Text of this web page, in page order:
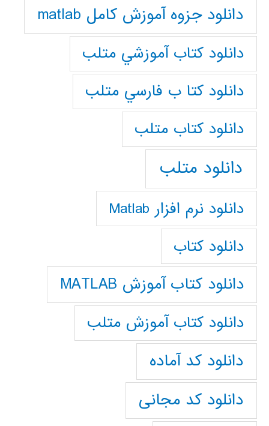
دانلود جزوه آموزش کامل matlab
دانلود كتاب آموزشي متلب
دانلود كتا ب فارسي متلب
دانلود كتاب متلب
دانلود متلب
دانلود نرم افزار Matlab
دانلود کتاب
دانلود کتاب آموزش MATLAB
دانلود کتاب آموزش متلب
دانلود کد آماده
دانلود کد مجانی